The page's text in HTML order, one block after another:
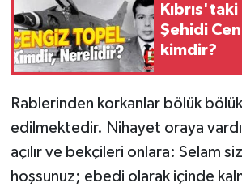
Şehidi
kimdir?
Rablerinden korkanlar bölük
edilmektedir. Nihayet oraya
açılır ve bekçileri onlara: Selam
hoşsunuz; ebedi olarak içinde